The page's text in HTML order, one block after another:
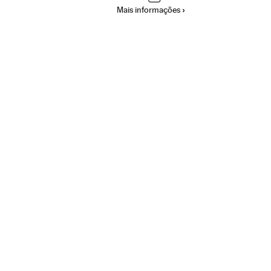
Mais informações